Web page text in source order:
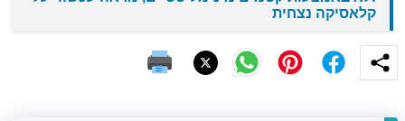
קלאסיקה נצחית